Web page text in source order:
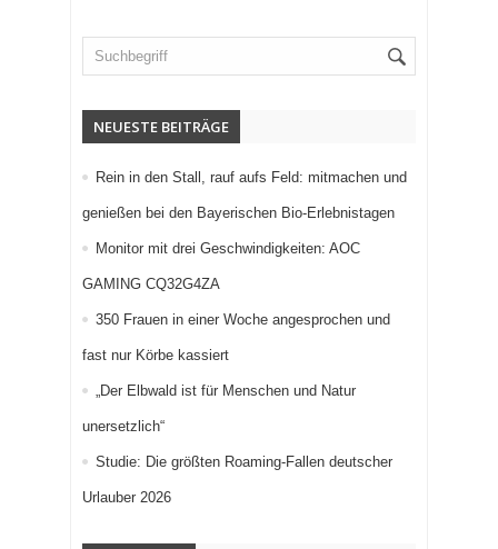
NEUESTE BEITRÄGE
Rein in den Stall, rauf aufs Feld: mitmachen und
genießen bei den Bayerischen Bio-Erlebnistagen
Monitor mit drei Geschwindigkeiten: AOC
GAMING CQ32G4ZA
350 Frauen in einer Woche angesprochen und
fast nur Körbe kassiert
„Der Elbwald ist für Menschen und Natur
unersetzlich“
Studie: Die größten Roaming-Fallen deutscher
Urlauber 2026